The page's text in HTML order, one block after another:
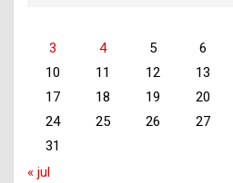
3
4 5 6
10
11 12 13
17
18 19 20
24
25 26 27
31
« jul